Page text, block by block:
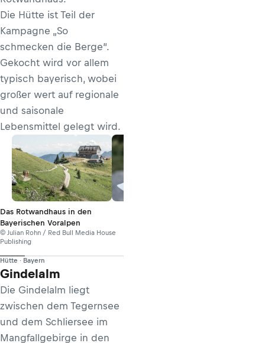
Die Hütte ist Teil der
Kampagne „So
schmecken die Berge“.
Gekocht wird vor allem
typisch bayerisch, wobei
großer wert auf regionale
und saisonale
Lebensmittel gelegt wird.
Das Rotwandhaus in den
Bayerischen Voralpen
© Julian Rohn / Red Bull Media House
Publishing
Hütte · Bayern
Gindelalm
Die Gindelalm liegt
zwischen dem Tegernsee
und dem Schliersee im
Mangfallgebirge in den